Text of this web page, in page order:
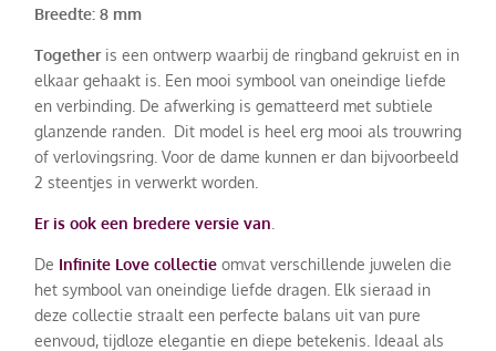
Breedte: 8 mm
Togetheris een ontwerp waarbij de ringband gekruist en in
elkaar gehaakt is. Een mooi symbool van oneindige liefde
en verbinding. De afwerking is gematteerd met subtiele
glanzende randen. Dit model is heel erg mooi als trouwring
of verlovingsring. Voor de dame kunnen er dan bijvoorbeeld
2 steentjes in verwerkt worden.
Er is ook een bredere versie van
De Infinite Love collectie omvat verschillende juwelen die
het symbool van oneindige liefde dragen. Elk sieraad in
deze collectie straalt een perfecte balans uit van pure
eenvoud, tijdloze elegantie en diepe betekenis. Ideaal als